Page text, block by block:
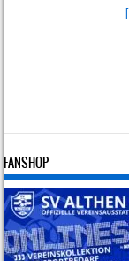
FANSHOP